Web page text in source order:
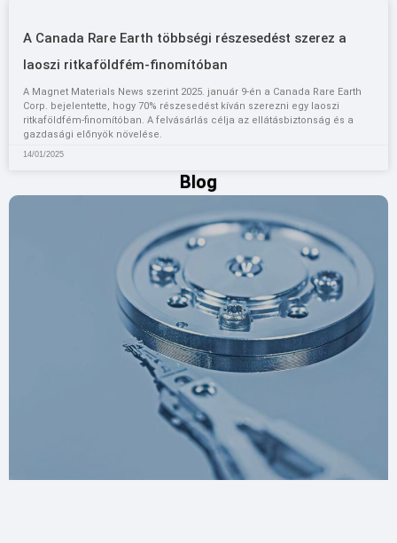
A Canada Rare Earth többségi részesedést szerez a
laoszi ritkaföldfém-finomítóban
A Magnet Materials News szerint 2025. január 9-én a Canada Rare Earth
Corp. bejelentette, hogy 70% részesedést kíván szerezni egy laoszi
ritkaföldfém-finomítóban. A felvásárlás célja az ellátásbiztonság és a
gazdasági előnyök növelése.
14/01/2025
Blog